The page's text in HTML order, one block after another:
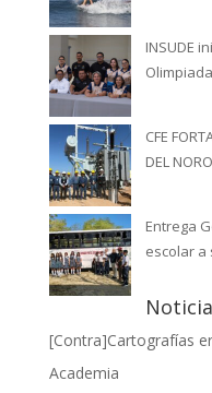
INSUDE
CFE
DEL
Entrega
escolar a
[Contra]Cartografías
Academia